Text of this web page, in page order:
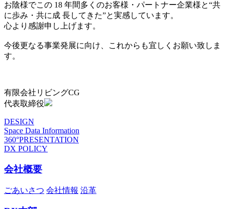
お陰様でこの 18 年間多くのお客様・パートナー企業様と“共
に歩み・共に成 長してきた”と実感しています。
心より感謝申し上げます。
今後更なる事業発展に向け、これからも宜しくお願い致しま
す。
有限会社リビングCG
代表取締役
DESIGN
Space Data Information
360°PRESENTATION
DX POLICY
会社概要
ごあいさつ 会社情報 沿革